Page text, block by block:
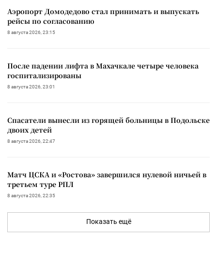
Аэропорт Домодедово стал принимать и выпускать
рейсы по согласованию
8 августа 2026, 23:15
После падении лифта в Махачкале четыре человека
госпитализированы
8 августа 2026, 23:01
Спасатели вынесли из горящей больницы в Подольске
двоих детей
8 августа 2026, 22:47
Матч ЦСКА и «Ростова» завершился нулевой ничьей в
третьем туре РПЛ
8 августа 2026, 22:35
Показать ещё